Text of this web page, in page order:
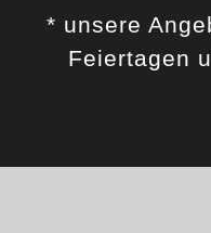
* unsere
Feiertagen